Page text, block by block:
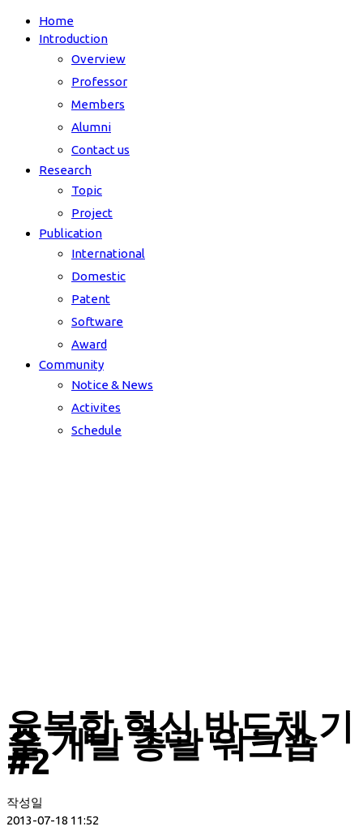
Home
Introduction
Overview
Professor
Members
Alumni
Contact us
Research
Topic
Project
Publication
International
Domestic
Patent
Software
Award
Community
Notice & News
Activites
Schedule
융복합 혁신 반도체 기
술 개발 총괄 워크숍
#2
작성일
2013-07-18 11:52